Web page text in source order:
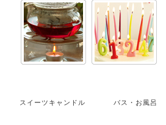
スイーツキャンドル バス・お風呂